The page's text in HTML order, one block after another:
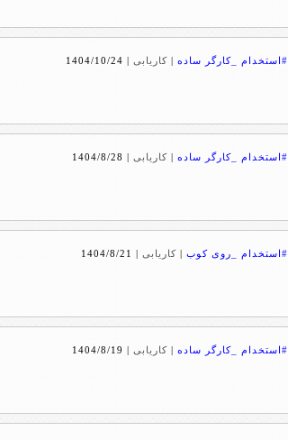
#استخدام _کارگر ساده | کاریابی|
1404/10/24
#استخدام _کارگر ساده | کاریابی|
1404/8/28
#استخدام _روی کوب | کاریابی|
1404/8/21
#استخدام _کارگر ساده | کاریابی|
1404/8/19